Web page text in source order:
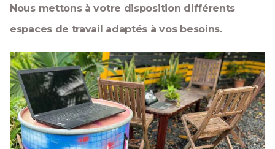
Nous mettons à votre disposition différents
espaces de travail adaptés à vos besoins.